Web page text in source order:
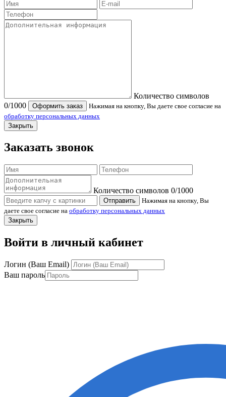
Количество символов
0/1000 Оформить заказ
Нажимая на кнопку, Вы даете свое согласие на
обработку персональных данных
Закрыть
Заказать звонок
Количество символов 0/1000
Отправить
Нажимая на кнопку, Вы
даете свое согласие на обработку персональных данных
Закрыть
Войти в личный кабинет
Логин (Ваш Email)
Ваш пароль